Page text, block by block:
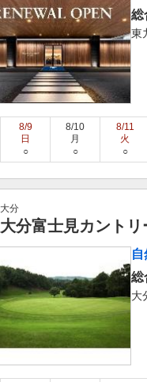
総
東
8/9
日
○
8/10
月
○
8/11
火
○
大分
大分富士見カント
総
大